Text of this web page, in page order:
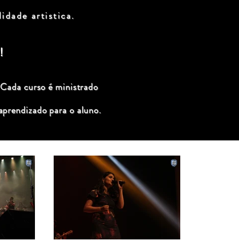
artistica.
curso é ministrado
para o aluno.